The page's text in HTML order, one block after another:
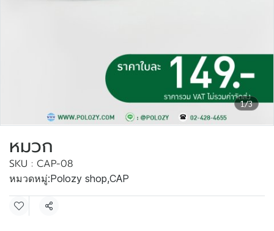
1/3
หมวก
SKU : CAP-08
หมวดหมู่:Polozy shop,CAP
แชร์